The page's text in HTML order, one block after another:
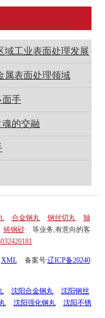
域工业表面处理发展
属表面处理领域
面手
的交融
合金钢丸 钢丝切丸
轴
铸钢砂
等业务,有意向的客
XML 备案号:辽ICP备20240
沈阳合金钢丸
沈阳钢丝
沈阳强化钢丸
沈阳不锈